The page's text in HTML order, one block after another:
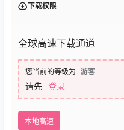
下载权限
全球高速下载通道
您当前的等级为 游客
请先 登录
本地高速